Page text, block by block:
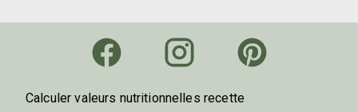
Calculer valeurs nutritionnelles recette